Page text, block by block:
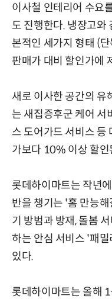
이사철 인테리어 수요
도 진행한다. 냉장고와
본적인 세가지 형태 (
판매가 대비 할인가에
새로 이사한 공간의 유
는 새집증후군 케어 서
스 도어가드 서비스 등
가보다 10% 이상 할
롯데하이마트는 작년
반을 챙기는 '홈 만능
기 방범과 방재, 돌봄
하는 안심 서비스 '패
있다.
롯데하이마트는 올해